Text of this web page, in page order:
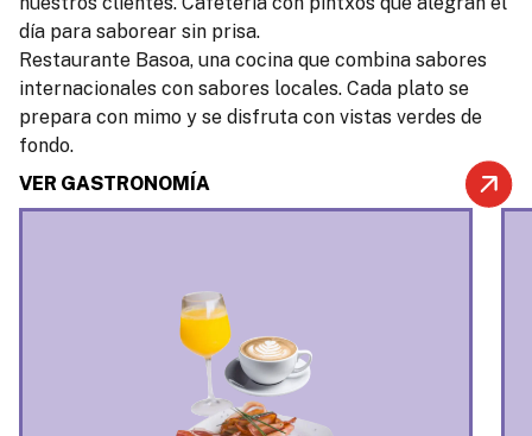
día para saborear sin prisa.
Restaurante Basoa, una cocina que combina sabores
internacionales con sabores locales. Cada plato se
prepara con mimo y se disfruta con vistas verdes de
fondo.
VER GASTRONOMÍA